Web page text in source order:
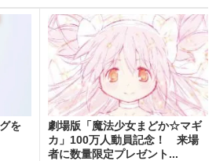
を
劇場版「魔法少女まどか☆マギ
カ」100万人動員記念！ 来場
者に数量限定プレゼント...